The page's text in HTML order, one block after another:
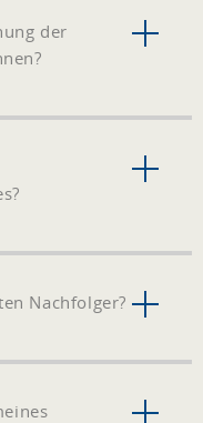
der
Nachfolger?